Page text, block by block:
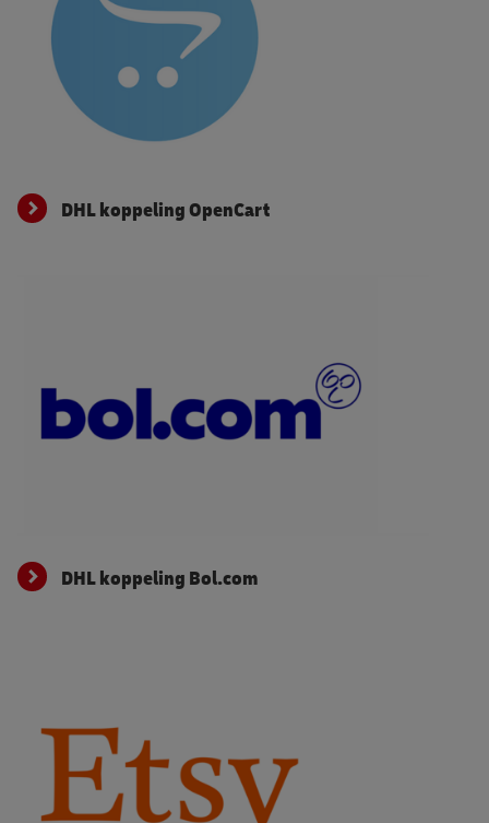
DHL koppeling OpenCart
DHL koppeling Bol.com